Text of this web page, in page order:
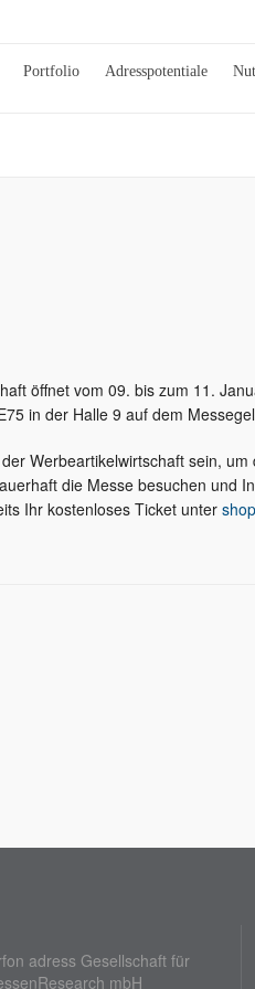
Portfolio Adresspotentiale
öffnet vom 09. bis zum 11.
in der Halle 9 auf dem
Werbeartikelwirtschaft sein,
die Messe besuchen und
Ihr kostenloses Ticket unter
adress Gesellschaft für
mbH